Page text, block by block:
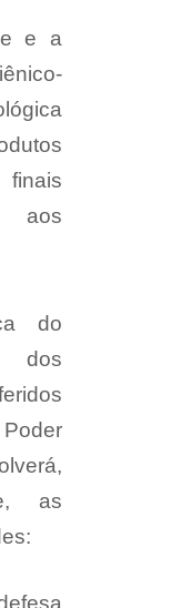
e a
aos
do
dos
as